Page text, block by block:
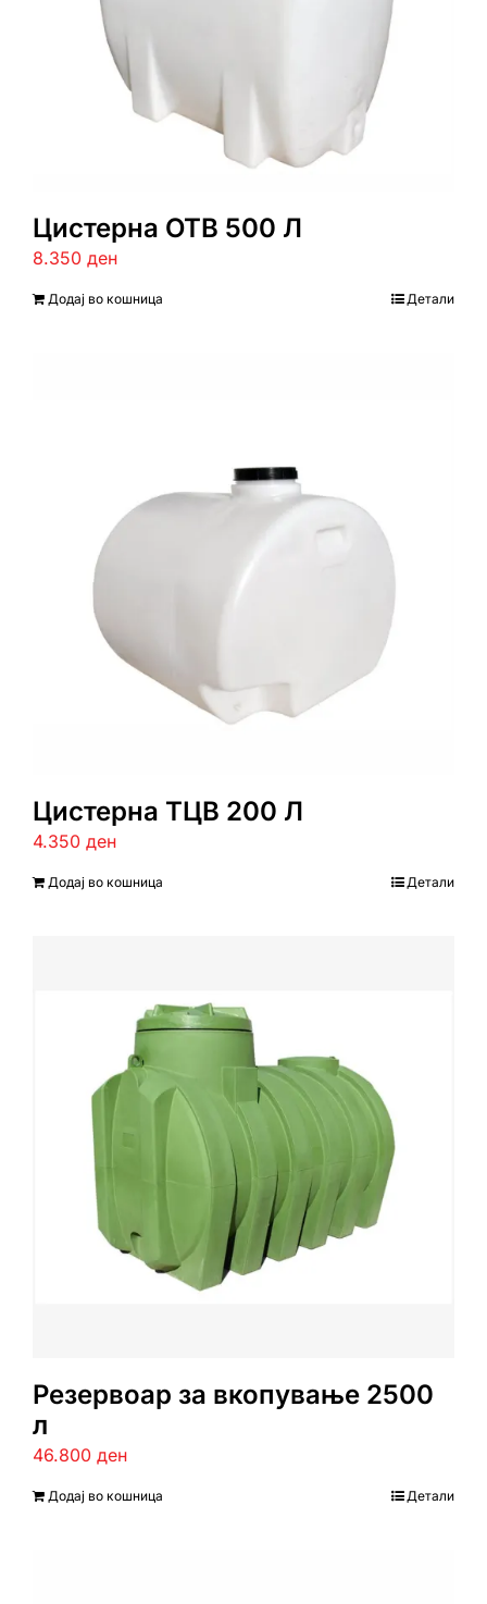
Цистерна ОТВ 500 Л
8.350 ден
Додај во кошница Детали
Цистерна ТЦВ 200 Л
4.350 ден
Додај во кошница Детали
Резервоар за вкопување 2500
л
46.800 ден
Додај во кошница Детали